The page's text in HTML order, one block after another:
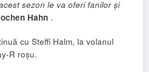
sezon le va oferi fanilor și
Hahn .
cu Steffi Halm, la volanul
R roșu.